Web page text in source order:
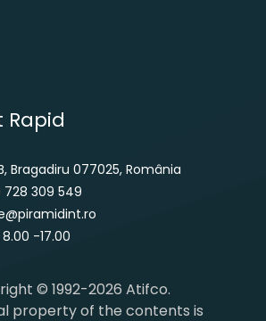
Bragadiru 077025, România
309 549
-17.00
© 1992-2026 Atifco.
property of the contents is